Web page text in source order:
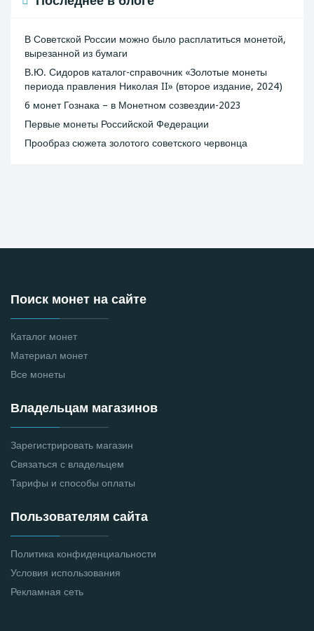
В Советской России можно было расплатиться монетой,
вырезанной из бумаги
В.Ю. Сидоров каталог-справочник «Золотые монеты
периода правления Николая II» (второе издание, 2024)
6 монет Гознака – в Монетном созвездии-2023
Первые монеты Российской Федерации
Прообраз сюжета золотого советского червонца
Поиск монет на сайте
Каталог монет
Материал монет
Все монеты
Владельцам магазинов
Зарегистрировать магазин
Связаться с владельцем
Тарифы и способы оплаты
Пользователям сайта
Политика конфиденциальности
Условия использования
Рекламная сеть